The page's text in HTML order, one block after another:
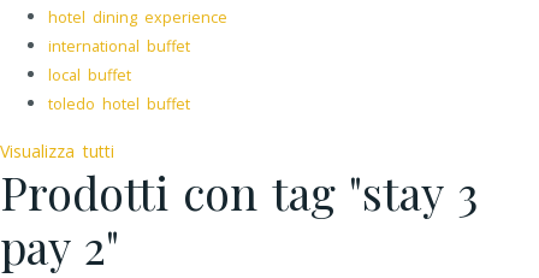
hotel dining experience
international buffet
local buffet
toledo hotel buffet
Visualizza tutti
Prodotti con tag "stay 3
pay 2"